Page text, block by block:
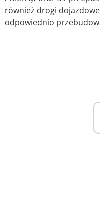
również drogi
odpowiednio